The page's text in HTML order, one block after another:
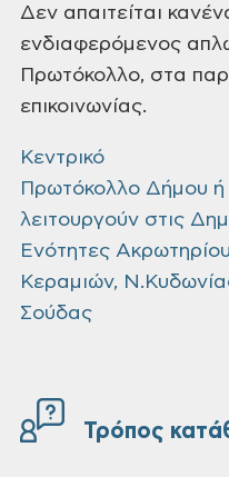
Δεν απαιτείται
ενδιαφερόμενος
Πρωτόκολλο, στα
επικοινωνίας.
Κεντρικό
Πρωτόκολλο Δήμου
λειτουργούν στις
Ενότητες
Κεραμιών,
Σούδας
Τρόπος